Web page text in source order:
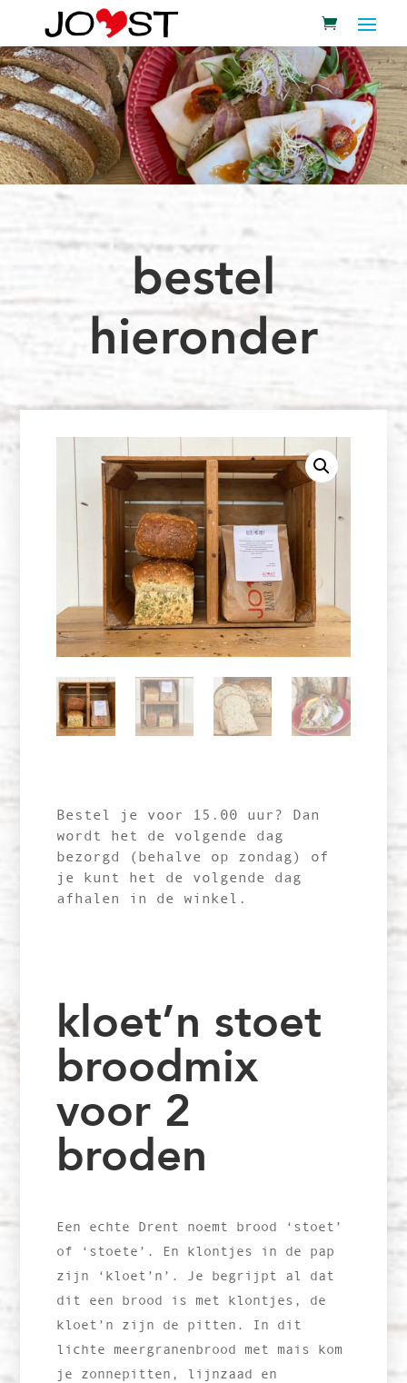
bestel
hieronder
Bestel je voor 15.00 uur? Dan
wordt het de volgende dag
bezorgd (behalve op zondag) of
je kunt het de volgende dag
afhalen in de winkel.
kloet’n stoet
broodmix
voor 2
broden
Een echte Drent noemt brood ‘stoet’
of ‘stoete’. En klontjes in de pap
zijn ‘kloet’n’.
Je begrijpt al dat
dit een brood is met klontjes, de
kloet’n zijn de pitten. In dit
lichte meergranenbrood met mais kom
je zonnepitten, lijnzaad en